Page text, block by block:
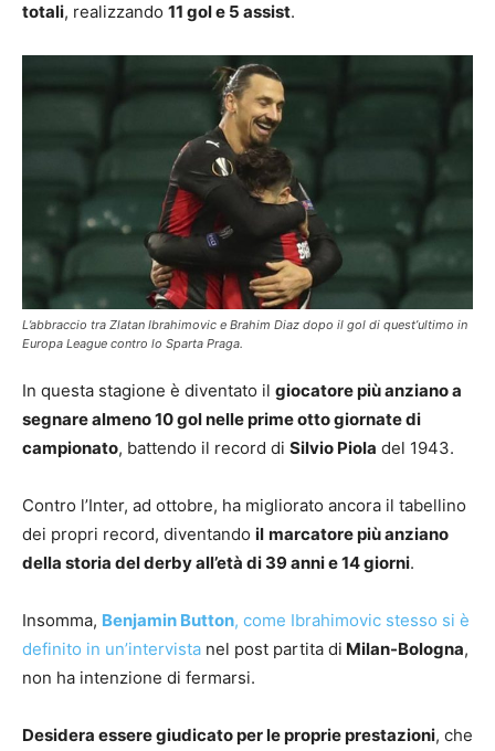
totali, realizzando 11 gol e 5 assist.
L’abbraccio tra Zlatan Ibrahimovic e Brahim Diaz dopo il gol di quest’ultimo in
Europa League contro lo Sparta Praga.
In questa stagione è diventato il giocatore più anziano a
segnare almeno 10 gol nelle prime otto giornate di
campionato, battendo il record di Silvio Piola del 1943.
Contro l’Inter, ad ottobre, ha migliorato ancora il tabellino
dei propri record, diventando il marcatore più anziano
della storia del derby all’età di 39 anni e 14 giorni.
Insomma, Benjamin Button, come Ibrahimovic stesso si è
definito in un’intervista nel post partita di Milan-Bologna,
non ha intenzione di fermarsi.
Desidera essere giudicato per le proprie prestazioni, che